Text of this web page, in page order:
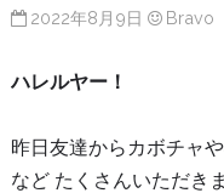
2022年8月9日 Bravo
ハレルヤー！
昨日友達からカボチャ
など たくさんいただき